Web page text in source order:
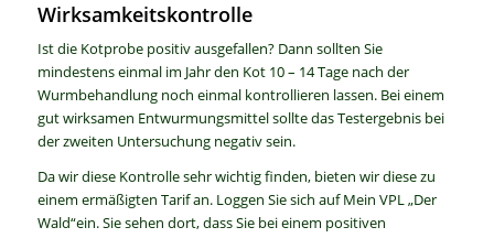
Wirksamkeitskontrolle
Ist die Kotprobe positiv ausgefallen? Dann sollten Sie
mindestens einmal im Jahr den Kot 10 – 14 Tage nach der
Wurmbehandlung noch einmal kontrollieren lassen. Bei einem
gut wirksamen Entwurmungsmittel sollte das Testergebnis bei
der zweiten Untersuchung negativ sein.
Da wir diese Kontrolle sehr wichtig finden, bieten wir diese zu
einem ermäßigten Tarif an. Loggen Sie sich auf Mein VPL „Der
Wald“ein. Sie sehen dort, dass Sie bei einem positiven